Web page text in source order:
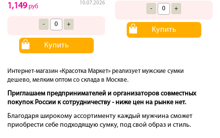
10.07.2026
1,149руб
- +
Купить
- +
Купить
Интернет-магазин «Красотка Маркет» реализует мужские сумки
дешево, мелким оптом со склада в Москве.
Приглашаем предпринимателей и организаторов совместных
покупок России к сотрудничеству - ниже цен на рынке нет.
Благодаря широкому ассортименту каждый мужчина сможет
приобрести себе подходящую сумку, под свой образ и стиль.